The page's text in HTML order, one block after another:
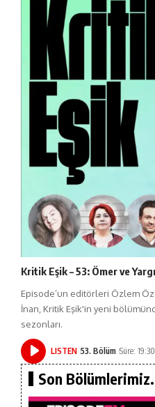
Kritik Eşik – 53: Ömer ve
Episode’un editörleri Özlem
İnan, Kritik Eşik'in yeni
sezonları.
LISTEN 53. Bölüm Süre: 19:30
Son